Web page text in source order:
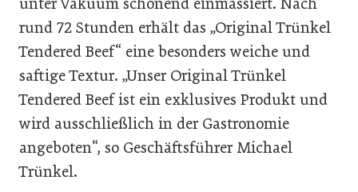
rund 72 Stunden erhält das „Original Trünkel
Tendered Beef“ eine besonders weiche und
saftige Textur. „Unser Original Trünkel
Tendered Beef ist ein exklusives Produkt und
wird ausschließlich in der Gastronomie
angeboten“, so Geschäftsführer Michael
Trünkel.